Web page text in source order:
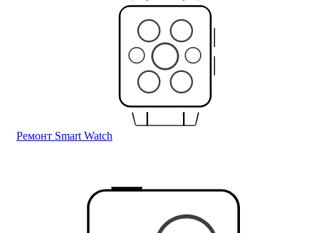
Ремонт Smart Watch